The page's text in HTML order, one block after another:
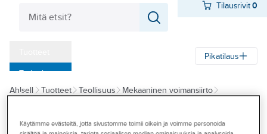
Tilausrivit 0
‎Tarjoukset
Myymälät
Pikatilaus
Ahlsell Tuotteet Teollisuus
Mekaaninen voimansiirto
Käytämme evästeitä, jotta sivustomme toimii oikein ja voimme personoida